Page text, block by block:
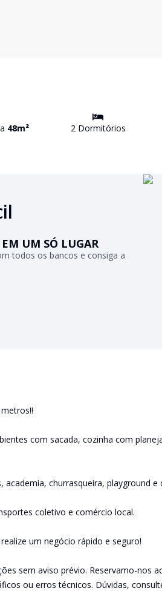
48m² 2Dormitórios
UM SÓ LUGAR
todos os bancos e consiga a
com sacada, cozinha com
churrasqueira, playground e
coletivo e comércio local.
um negócio rápido e seguro!
sem aviso prévio. Reservamo-nos
ou erros técnicos. Dúvidas,